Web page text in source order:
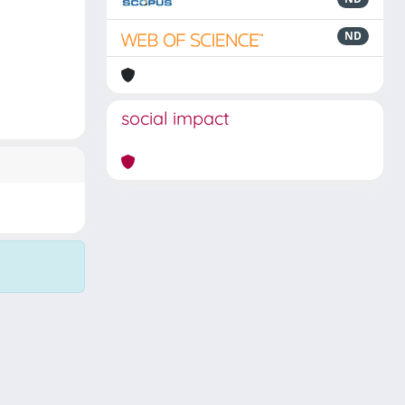
ND
social impact